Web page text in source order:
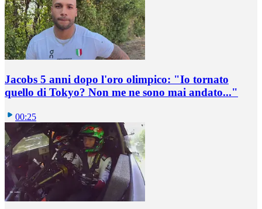
Jacobs 5 anni dopo l'oro olimpico: "Io tornato
quello di Tokyo? Non me ne sono mai andato..."
00:25